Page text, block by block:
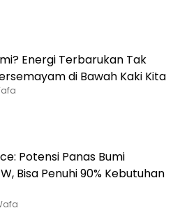
Energi Terbarukan Tak
di Bawah Kaki Kita
Potensi Panas Bumi
Bisa Penuhi 90% Kebutuhan